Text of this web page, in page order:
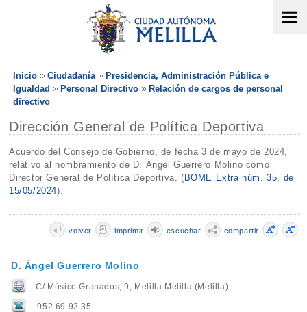
Inicio Ciudadanía
Presidencia, Administración Pública e
Igualdad
Personal Directivo
Relación de cargos de personal
directivo
Dirección General de Política Deportiva
Acuerdo del Consejo de Gobierno, de fecha 3 de mayo de 2024,
relativo al nombramiento de D. Ángel Guerrero Molino como
Director General de Política Deportiva. ( BOME Extra núm. 35, de
15/05/2024).
compartir
escuchar
imprimir
volver
D. Ángel Guerrero Molino
C/ Músico Granados, 9, Melilla Melilla (Melilla)
952 69 92 35